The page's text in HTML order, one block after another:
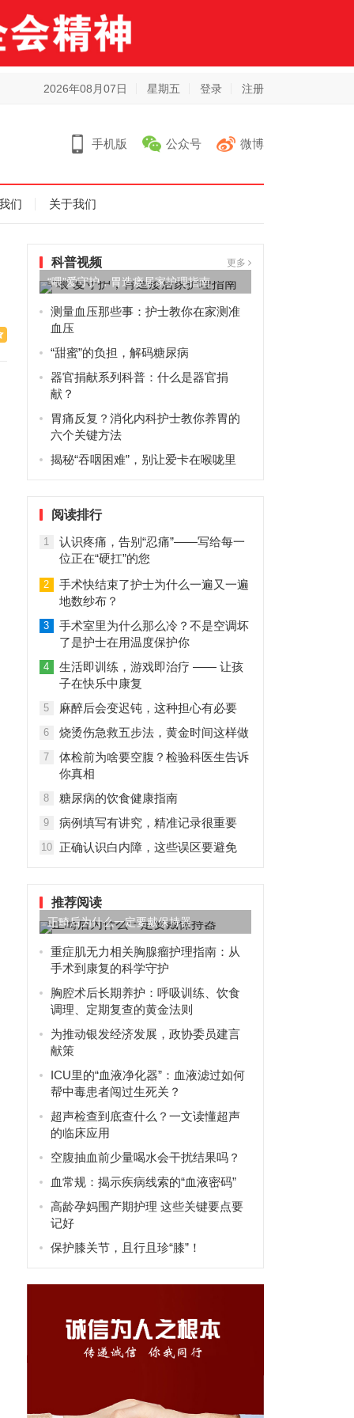
2026年08月07日 星期五 登录 注册
手机版 公众号 微博
们 关于我们
科普视频 更多
“喂”爱守护，胃造瘘居家护理指南
测量血压那些事：护士教你在家测准
血压
“甜蜜”的负担，解码糖尿病
器官捐献系列科普：什么是器官捐
献？
胃痛反复？消化内科护士教你养胃的
六个关键方法
揭秘“吞咽困难”，别让爱卡在喉咙里
阅读排行
1
认识疼痛，告别“忍痛”——写给每一
位正在“硬扛”的您
2
手术快结束了护士为什么一遍又一遍
地数纱布？
3
手术室里为什么那么冷？不是空调坏
了是护士在用温度保护你
4
生活即训练，游戏即治疗 —— 让孩
子在快乐中康复
5 麻醉后会变迟钝，这种担心有必要
6 烧烫伤急救五步法，黄金时间这样做
7
体检前为啥要空腹？检验科医生告诉
你真相
8 糖尿病的饮食健康指南
9 病例填写有讲究，精准记录很重要
10 正确认识白内障，这些误区要避免
推荐阅读
正畸后为什么一定要戴保持器
重症肌无力相关胸腺瘤护理指南：从
手术到康复的科学守护
胸腔术后长期养护：呼吸训练、饮食
调理、定期复查的黄金法则
为推动银发经济发展，政协委员建言
献策
ICU里的“血液净化器”：血液滤过如何
帮中毒患者闯过生死关？
超声检查到底查什么？一文读懂超声
的临床应用
空腹抽血前少量喝水会干扰结果吗？
血常规：揭示疾病线索的“血液密码”
高龄孕妈围产期护理 这些关键要点要
记好
保护膝关节，且行且珍“膝”！